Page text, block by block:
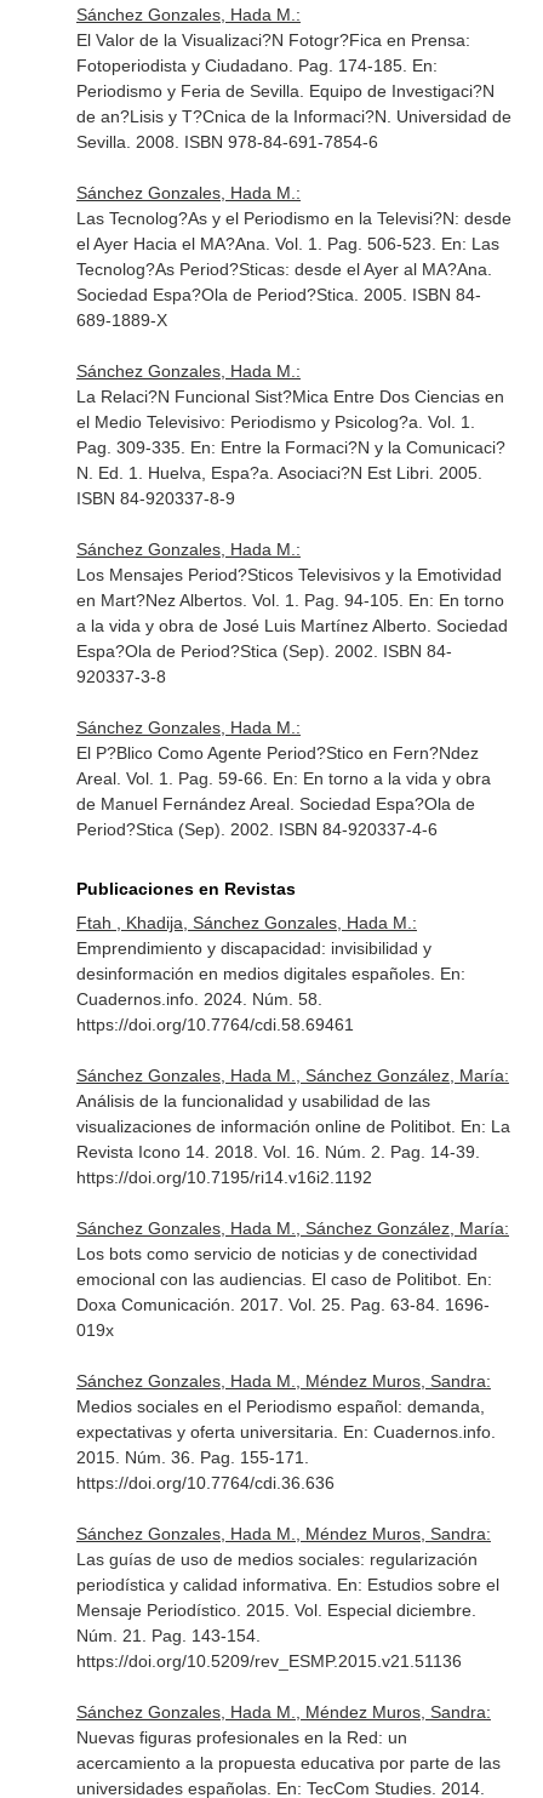
Sánchez Gonzales, Hada M.:
El Valor de la Visualizaci?N Fotogr?Fica en Prensa:
Fotoperiodista y Ciudadano. Pag. 174-185. En:
Periodismo y Feria de Sevilla . Equipo de Investigaci?N
de an?Lisis y T?Cnica de la Informaci?N. Universidad de
Sevilla. 2008. ISBN 978-84-691-7854-6
Sánchez Gonzales, Hada M.:
Las Tecnolog?As y el Periodismo en la Televisi?N: desde
el Ayer Hacia el MA?Ana. Vol. 1. Pag. 506-523. En: Las
Tecnolog?As Period?Sticas: desde el Ayer al MA?Ana
Sociedad Espa?Ola de Period?Stica. 2005. ISBN 84-
689-1889-X
Sánchez Gonzales, Hada M.:
La Relaci?N Funcional Sist?Mica Entre Dos Ciencias en
el Medio Televisivo: Periodismo y Psicolog?a. Vol. 1.
Pag. 309-335. En: Entre la Formaci?N y la Comunicaci?
N . Ed. 1. Huelva, Espa?a. Asociaci?N Est Libri. 2005.
ISBN 84-920337-8-9
Sánchez Gonzales, Hada M.:
Los Mensajes Period?Sticos Televisivos y la Emotividad
en Mart?Nez Albertos. Vol. 1. Pag. 94-105. En: En torno
a la vida y obra de José Luis Martínez Alberto. Sociedad
Espa?Ola de Period?Stica (Sep). 2002. ISBN 84-
920337-3-8
Sánchez Gonzales, Hada M.:
El P?Blico Como Agente Period?Stico en Fern?Ndez
Areal. Vol. 1. Pag. 59-66. En: En torno a la vida y obra
de Manuel Fernández Areal. Sociedad Espa?Ola de
Period?Stica (Sep). 2002. ISBN 84-920337-4-6
Publicaciones en Revistas
Ftah , Khadija, Sánchez Gonzales, Hada M.:
Emprendimiento y discapacidad: invisibilidad y
desinformación en medios digitales españoles. En:
Cuadernos.info. 2024. Núm. 58.
https://doi.org/10.7764/cdi.58.69461
Sánchez Gonzales, Hada M., Sánchez González, María:
Análisis de la funcionalidad y usabilidad de las
visualizaciones de información online de Politibot. En: La
Revista Icono 14. 2018. Vol. 16. Núm. 2. Pag. 14-39.
https://doi.org/10.7195/ri14.v16i2.1192
Sánchez Gonzales, Hada M., Sánchez González, María:
Los bots como servicio de noticias y de conectividad
emocional con las audiencias. El caso de Politibot. En:
Doxa Comunicación . 2017. Vol. 25. Pag. 63-84. 1696-
019x
Sánchez Gonzales, Hada M., Méndez Muros, Sandra:
Medios sociales en el Periodismo español: demanda,
expectativas y oferta universitaria. En: Cuadernos.info.
2015. Núm. 36. Pag. 155-171.
https://doi.org/10.7764/cdi.36.636
Sánchez Gonzales, Hada M., Méndez Muros, Sandra:
Las guías de uso de medios sociales: regularización
periodística y calidad informativa. En: Estudios sobre el
Mensaje Periodístico. 2015. Vol. Especial diciembre.
Núm. 21. Pag. 143-154.
https://doi.org/10.5209/rev_ESMP.2015.v21.51136
Sánchez Gonzales, Hada M., Méndez Muros, Sandra:
Nuevas figuras profesionales en la Red: un
acercamiento a la propuesta educativa por parte de las
universidades españolas. En: TecCom Studies. 2014.